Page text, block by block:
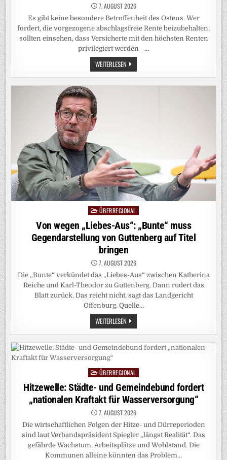
7. AUGUST 2026
Es gibt keine besondere Betroffenheit des Ostens. Wer
fordert, die vorgezogene abschlagsfreie Rente beizubehalten,
sollten einsehen, dass Versicherte mit den höchsten Renten
privilegiert werden –…
WEITERLESEN BEGÜNSTIGTE
FRÜHRENTE:
KRETSCHMER
UND
Posted
in
ÜBERREGIONAL
Von wegen „Liebes-Aus“: „Bunte“ muss
Gegendarstellung von Guttenberg auf Titel
bringen
7. AUGUST 2026
Die „Bunte“ verkündet das „Liebes-Aus“ zwischen Katherina
Reiche und Karl-Theodor zu Guttenberg. Dann rudert das
Blatt zurück. Das reicht nicht, sagt das Landgericht
Offenburg. Quelle…
WEITERLESEN VON
WEGEN
„LIEBES-
AUS“:
„BUNTE“
VON
GUTTENBERG
AUF
TITEL
BRINGEN
Posted
in
ÜBERREGIONAL
Hitzewelle: Städte- und Gemeindebund fordert
„nationalen Kraftakt für Wasserversorgung“
7. AUGUST 2026
Die wirtschaftlichen Folgen der Hitze- und Dürreperioden
sind laut Verbandspräsident Spiegler „längst Realität“. Das
gefährde Wachstum, Arbeitsplätze und Wohlstand. Die
Kommunen alleine könnten das Problem…